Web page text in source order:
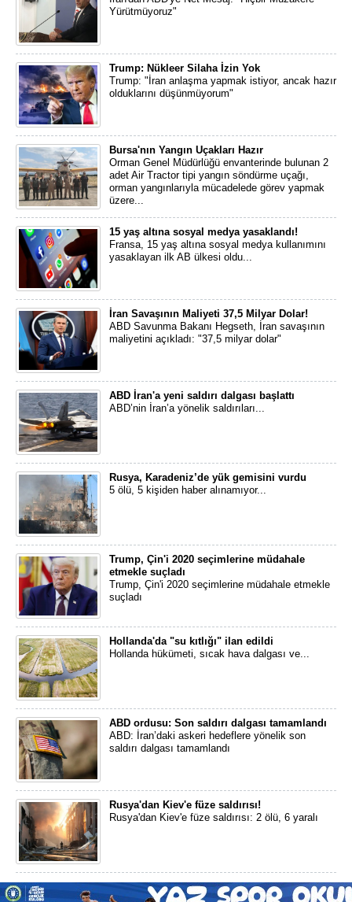
Yürütmüyoruz"
Trump: Nükleer Silaha İzin Yok
Trump: "İran anlaşma yapmak istiyor, ancak hazır
olduklarını düşünmüyorum"
Bursa'nın Yangın Uçakları Hazır
Orman Genel Müdürlüğü envanterinde bulunan 2
adet Air Tractor tipi yangın söndürme uçağı,
orman yangınlarıyla mücadelede görev yapmak
üzere...
15 yaş altına sosyal medya yasaklandı!
Fransa, 15 yaş altına sosyal medya kullanımını
yasaklayan ilk AB ülkesi oldu...
İran Savaşının Maliyeti 37,5 Milyar Dolar!
ABD Savunma Bakanı Hegseth, İran savaşının
maliyetini açıkladı: "37,5 milyar dolar"
ABD İran'a yeni saldırı dalgası başlattı
ABD’nin İran’a yönelik saldırıları...
Rusya, Karadeniz’de yük gemisini vurdu
5 ölü, 5 kişiden haber alınamıyor...
Trump, Çin'i 2020 seçimlerine müdahale
etmekle suçladı
Trump, Çin'i 2020 seçimlerine müdahale etmekle
suçladı
Hollanda'da "su kıtlığı" ilan edildi
Hollanda hükümeti, sıcak hava dalgası ve...
ABD ordusu: Son saldırı dalgası tamamlandı
ABD: İran’daki askeri hedeflere yönelik son
saldırı dalgası tamamlandı
Rusya'dan Kiev'e füze saldırısı!
Rusya'dan Kiev'e füze saldırısı: 2 ölü, 6 yaralı